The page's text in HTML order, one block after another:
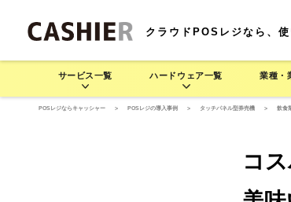
クラウドPOSレジなら、使
サービス一覧 ハードウェア一覧 業種・
CASHIE POS
POSレジならキャッシャー > POSレジの導入事例 > タッチパネル型券売機 > 飲食
コ